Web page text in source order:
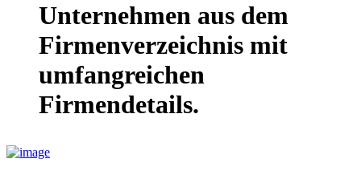
Unternehmen aus dem
Firmenverzeichnis mit
umfangreichen
Firmendetails.